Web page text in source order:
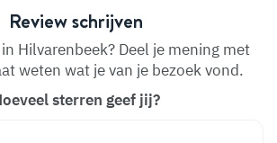
Review schrijven
Hilvarenbeek? Deel je mening met
weten wat je van je bezoek vond.
sterren geef jij?